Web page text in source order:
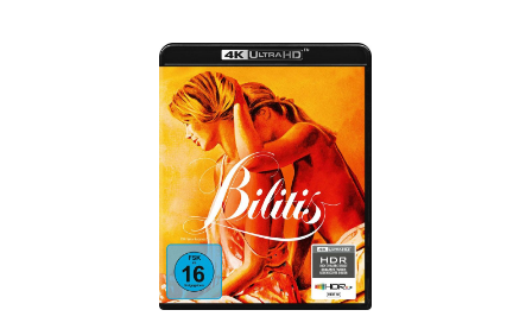
Bildergalerie überspringen